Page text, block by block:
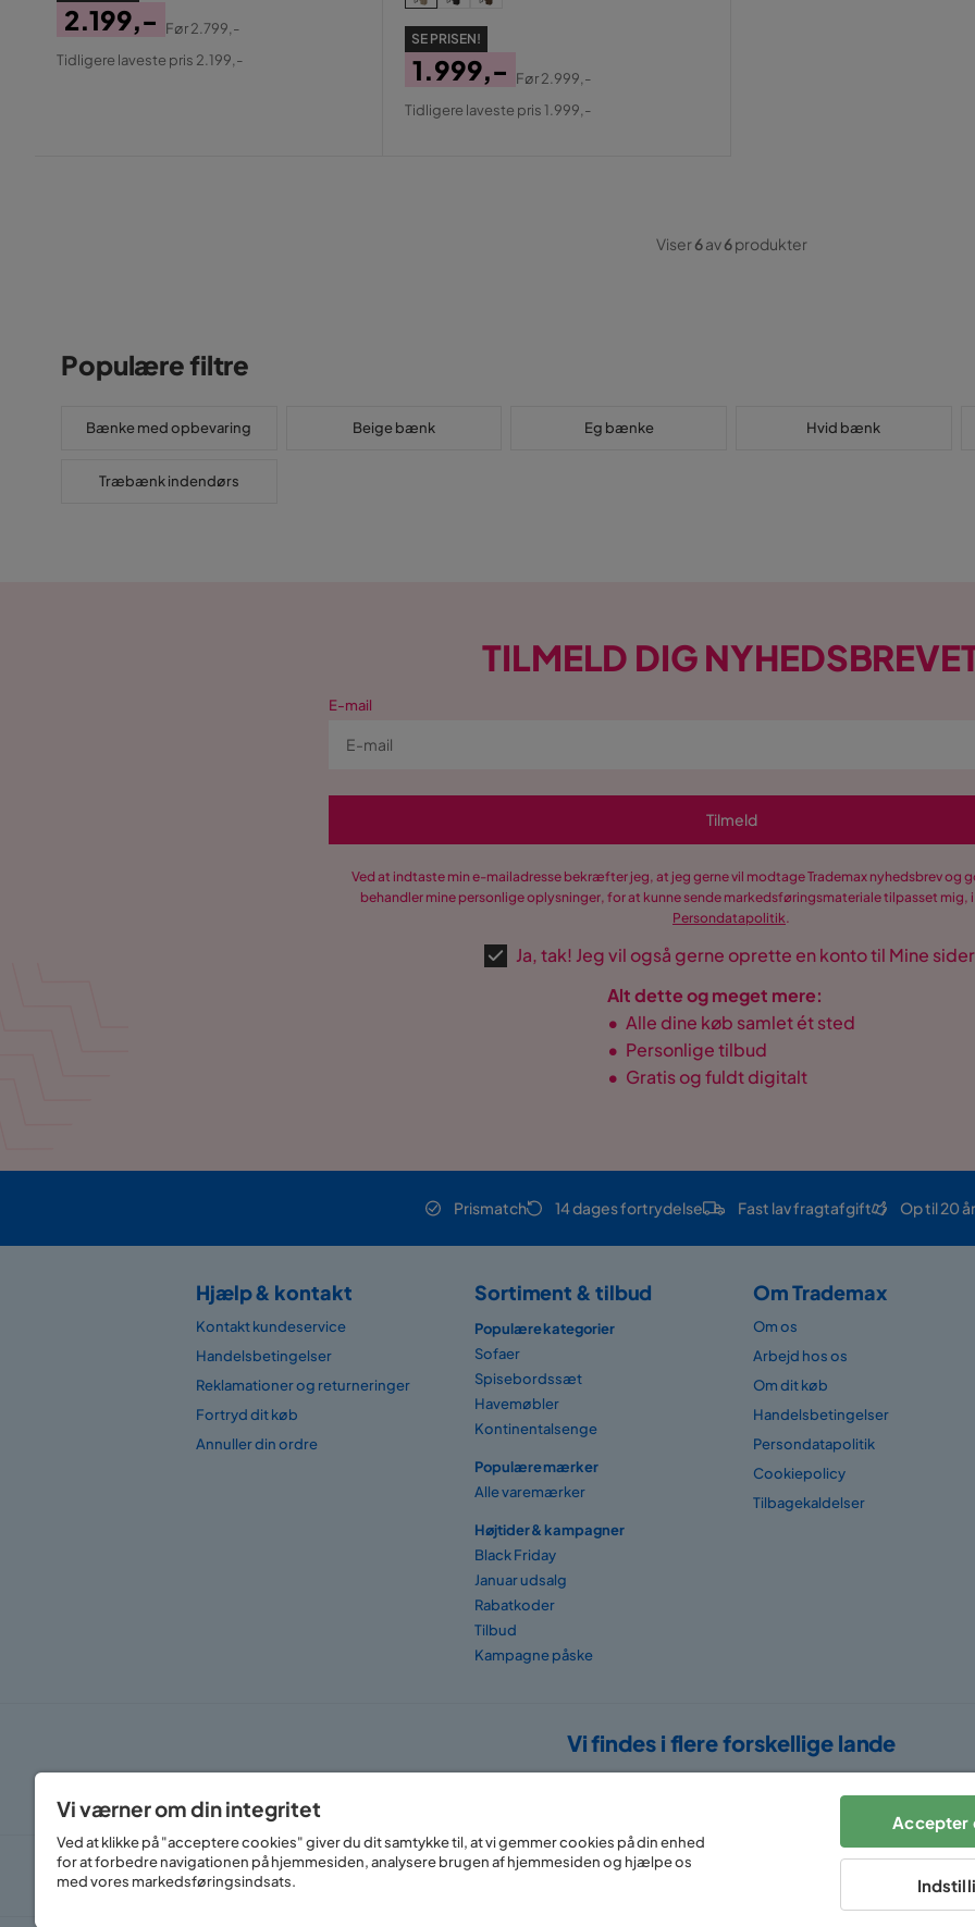
Pris
2.199,-
Original
Før2.799,-
Tidligere laveste pris 2.199,-
SE PRISEN!
Pris
1.999,-
Original
Før2.999,-
Tidligere laveste pris 1.999,-
Viser6av6produkter
Populære filtre
Bænke med opbevaring Beige bænk Eg bænke Hvid bænk
Træbænk indendørs
TILMELD DIG
E-mail
Tilmeld
Ved at indtaste min e-mailadresse bekræfter jeg, at jeg gerne vil modtage Trademax nyhedsbrev og
behandler mine personlige oplysninger, for at kunne sende markedsføringsmateriale tilpasset mig,
Persondatapolitik.
Ja, tak! Jeg vil også gerne oprette en konto til Mine
Alt dette og meget mere:
• Alle dine køb samlet ét sted
• Personlige tilbud
• Gratis og fuldt digitalt
Prismatch 14 dages fortrydelse Fast lav fragtafgift Op til 20
Hjælp & kontakt
Kontakt kundeservice
Handelsbetingelser
Reklamationer og returneringer
Fortryd dit køb
Annuller din ordre
Sortiment & tilbud
Populære kategorier
Sofaer
Spisebordssæt
Havemøbler
Kontinentalsenge
Populære mærker
Alle varemærker
Højtider & kampagner
Black Friday
Januar udsalg
Rabatkoder
Tilbud
Kampagne påske
Om Trademax
Om os
Arbejd hos os
Om dit køb
Handelsbetingelser
Persondatapolitik
Cookiepolicy
Tilbagekaldelser
Vi findes i flere forskellige lande
Vi værner om din integritet
Ved at klikke på "acceptere cookies" giver du dit samtykke til, at vi gemmer cookies på din enhed
for at forbedre navigationen på hjemmesiden, analysere brugen af hjemmesiden og hjælpe os
med vores markedsføringsindsats.
Accepter